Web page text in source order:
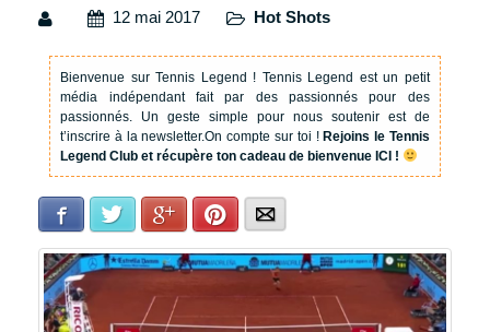
12 mai 2017 Hot Shots
Bienvenue sur Tennis Legend ! Tennis Legend est un petit
média indépendant fait par des passionnés pour des
passionnés. Un geste simple pour nous soutenir est de
t’inscrire à la newsletter.On compte sur toi !Rejoins le Tennis
Legend Club et récupère ton cadeau de bienvenue ICI !
Facebook Twitter Google+Pinterest